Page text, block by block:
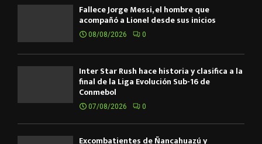
Fallece Jorge Messi, el hombre que
acompañó a Lionel desde sus inicios
08/08/2026 0
Inter Star Rush hace historia y clasifica a la
final de la Liga Evolución Sub-16 de
Conmebol
07/08/2026 0
Excombatientes de Ñancahuazú y